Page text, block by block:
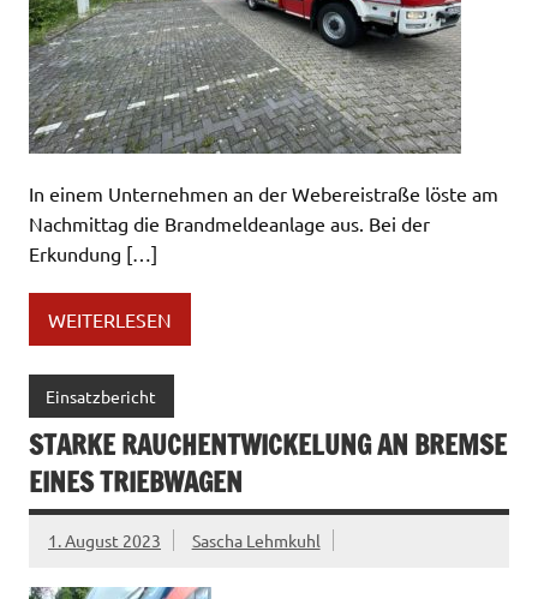
In einem Unternehmen an der Webereistraße löste am
Nachmittag die Brandmeldeanlage aus. Bei der
Erkundung […]
WEITERLESEN
Einsatzbericht
STARKE RAUCHENTWICKELUNG AN BREMSE
EINES TRIEBWAGEN
1. August 2023 Sascha Lehmkuhl